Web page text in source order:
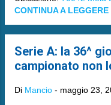
CONTINUA A LEGGERE
Serie A: la 36^
campionato non
Di Mancio - maggio 23,